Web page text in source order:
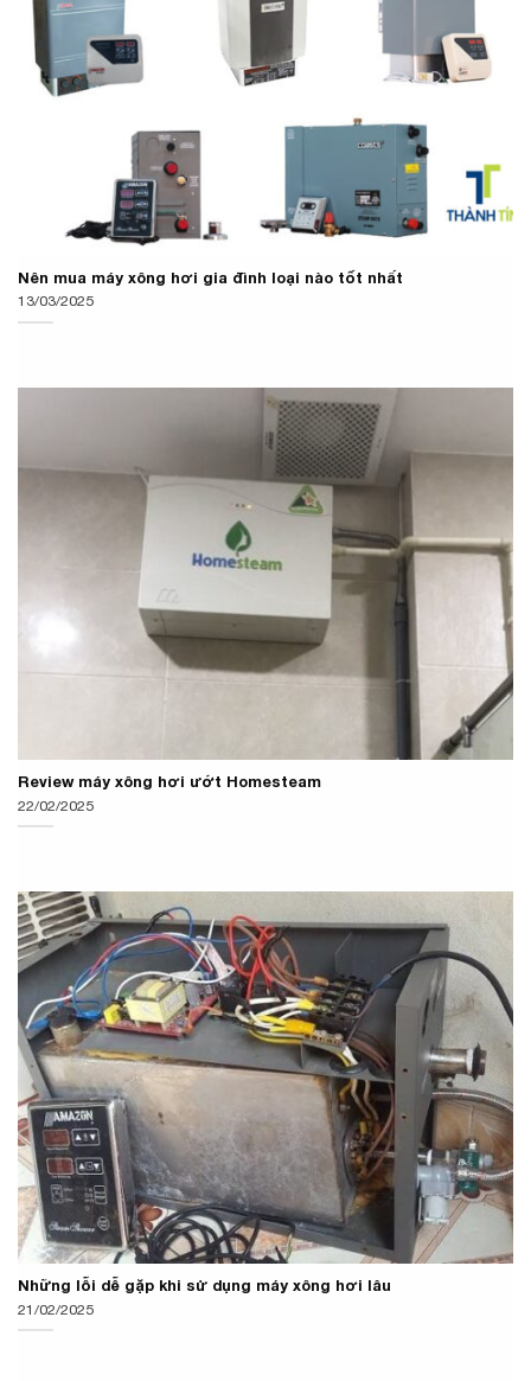
Nên mua máy xông hơi gia đình loại nào tốt nhất
13/03/2025
Review máy xông hơi ướt Homesteam
22/02/2025
Những lỗi dễ gặp khi sử dụng máy xông hơi lâu
21/02/2025